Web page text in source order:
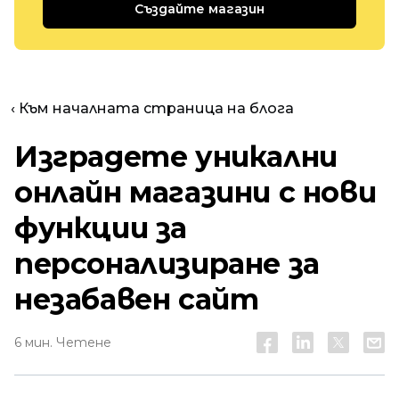
Създайте магазин
‹ Към началната страница на блога
Изградете уникални
онлайн магазини с нови
функции за
персонализиране за
незабавен сайт
6 мин. Четене